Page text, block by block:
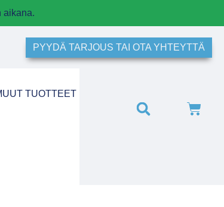
aikana.
PYYDÄ TARJOUS TAI OTA YHTEYTTÄ
TUOTTEET